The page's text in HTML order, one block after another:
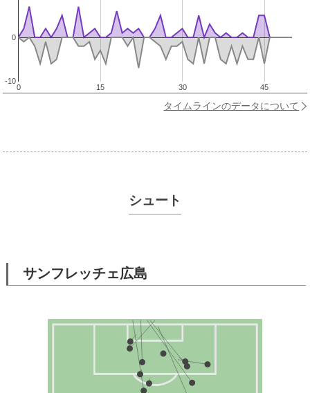
0 15 30 45
-10
0
タイムラインのデータについて
シュート
サンフレッチェ広島